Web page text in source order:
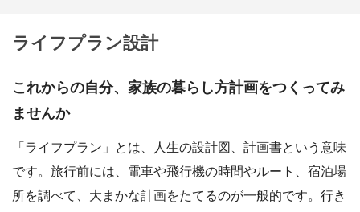
ライフプラン設計
これからの自分、家族の暮らし方計画をつくってみ
ませんか
「ライフプラン」とは、人生の設計図、計画書という意味
です。旅行前には、電車や飛行機の時間やルート、宿泊場
所を調べて、大まかな計画をたてるのが一般的です。行き